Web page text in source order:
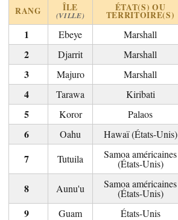
RANG
ÎLE
(VILLE)
ÉTAT(S) OU
TERRITOIRE(S)
Ebeye Marshall
Djarrit
Marshall
Majuro
Marshall
Tarawa
Kiribati
Koror
Palaos
Oahu
Hawaï (États-Unis)
Tutuila
Samoa américaines
(États-Unis)
Aunu'u Samoa américaines
(États-Unis)
Guam
États-Unis